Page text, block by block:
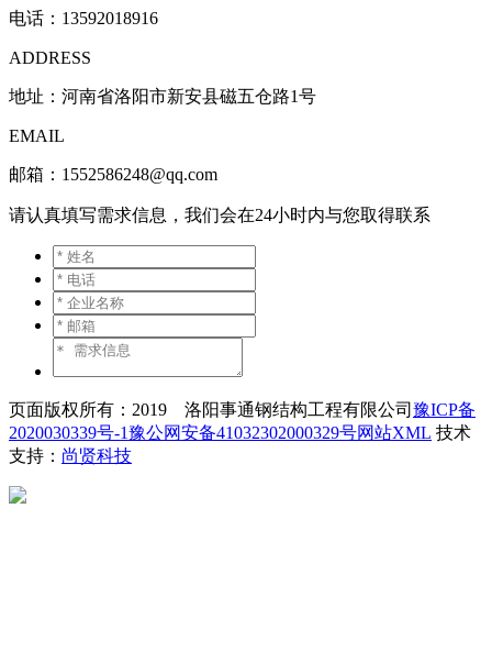
电话： 13592018916
ADDRESS
地址：河南省洛阳市新安县磁五仓路1号
EMAIL
邮箱：1552586248@qq.com
请认真填写需求信息，我们会在24小时内与您取得联系
页面版权所有：2019 洛阳事通钢结构工程有限公司 豫ICP备
2020030339号-1豫公网安备41032302000329号网站XML 技术
支持： 尚贤科技